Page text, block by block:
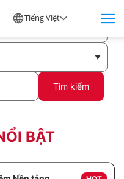
Tiếng Việt
Tìm kiếm
BẬT